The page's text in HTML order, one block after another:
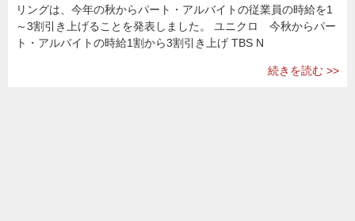
リングは、今年の秋からパート・アルバイトの従業員の時給を1
～3割引き上げることを発表しました。 ユニクロ 今秋からパー
ト・アルバイトの時給1割から3割引き上げ TBS N
続きを読む >>